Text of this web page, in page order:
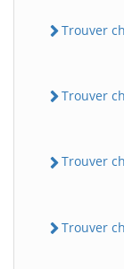
Trouver
Trouver
Trouver
Trouver